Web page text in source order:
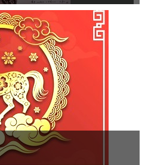
4
月
18
日
六
上
午
9
点
至
中